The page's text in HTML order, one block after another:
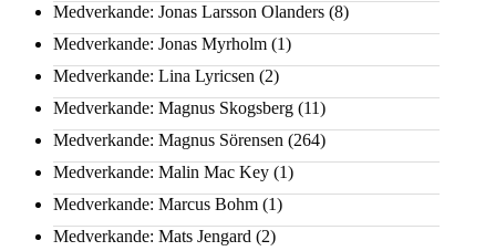
Medverkande: Jonas Larsson Olanders (8)
Medverkande: Jonas Myrholm (1)
Medverkande: Lina Lyricsen (2)
Medverkande: Magnus Skogsberg (11)
Medverkande: Magnus Sörensen (264)
Medverkande: Malin Mac Key (1)
Medverkande: Marcus Bohm (1)
Medverkande: Mats Jengard (2)